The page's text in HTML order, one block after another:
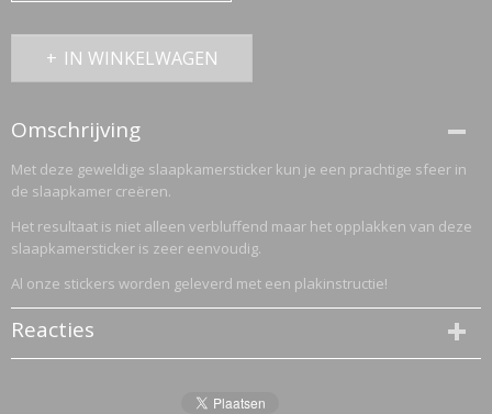
IN WINKELWAGEN
Omschrijving
Met deze geweldige slaapkamersticker kun je een prachtige sfeer in
de slaapkamer creëren.
Het resultaat is niet alleen verbluffend maar het opplakken van deze
slaapkamersticker is zeer eenvoudig.
Al onze stickers worden geleverd met een plakinstructie!
Reacties